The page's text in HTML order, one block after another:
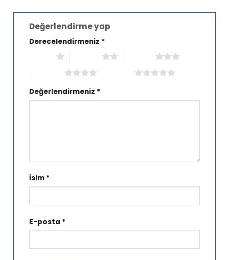
Değerlendirme yap
Derecelendirmeniz *
Değerlendirmeniz *
İsim *
E-posta *